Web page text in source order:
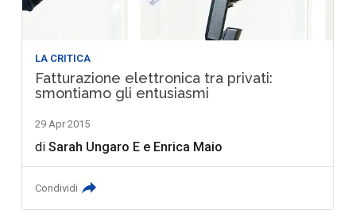
LA CRITICA
Fatturazione elettronica tra privati:
smontiamo gli entusiasmi
29 Apr 2015
diSarah Ungaro E e Enrica Maio
Condividi